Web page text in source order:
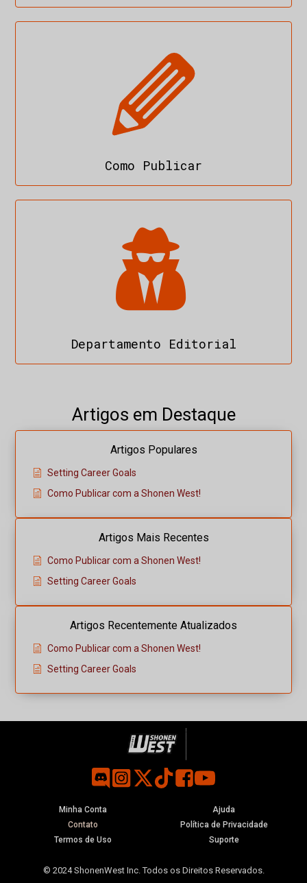
Como Publicar
Departamento Editorial
Artigos em Destaque
Artigos Populares
Setting Career Goals
Como Publicar com a Shonen West!
Artigos Mais Recentes
Como Publicar com a Shonen West!
Setting Career Goals
Artigos Recentemente Atualizados
Como Publicar com a Shonen West!
Setting Career Goals
Minha Conta
Ajuda
Contato
Política de Privacidade
Termos de Uso
Suporte
© 2024 ShonenWest Inc. Todos os Direitos Reservados.